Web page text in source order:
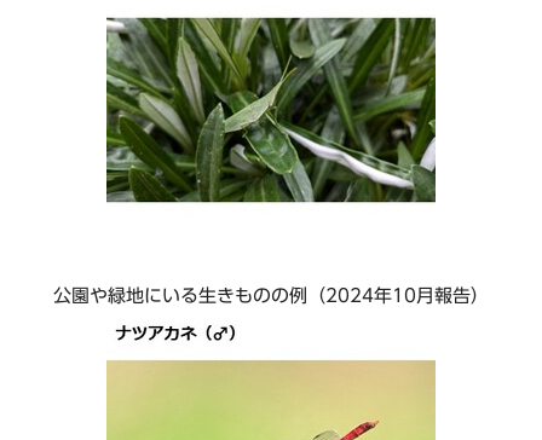
公園や緑地にいる生きものの例（2024年10月報告）